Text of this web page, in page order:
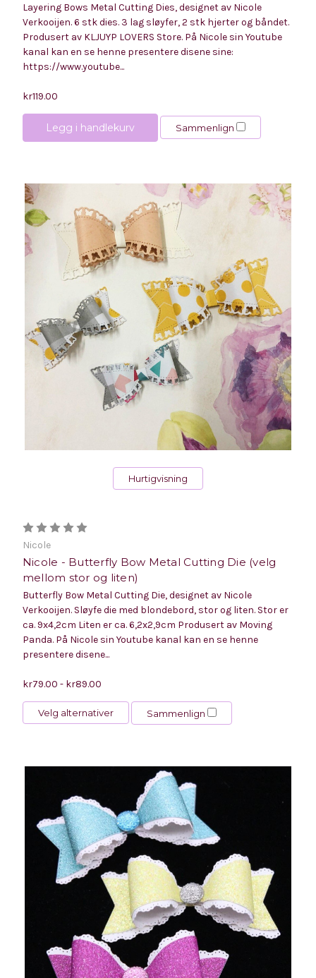
Layering Bows Metal Cutting Dies, designet av Nicole
Verkooijen. 6 stk dies. 3 lag sløyfer, 2 stk hjerter og båndet.
Produsert av KLJUYP LOVERS Store. På Nicole sin Youtube
kanal kan en se henne presentere disene sine:
https://www.youtube...
kr119.00
Legg i handlekurv Sammenlign
Hurtigvisning
Nicole
Nicole - Butterfly Bow Metal Cutting Die (velg
mellom stor og liten)
Butterfly Bow Metal Cutting Die, designet av Nicole
Verkooijen. Sløyfe die med blondebord, stor og liten. Stor er
ca. 9x4,2cm Liten er ca. 6,2x2,9cm Produsert av Moving
Panda. På Nicole sin Youtube kanal kan en se henne
presentere disene...
kr79.00 - kr89.00
Velg alternativer Sammenlign